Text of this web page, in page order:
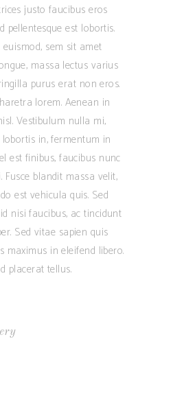
justo faucibus eros
pellentesque est lobortis.
sem sit amet
massa lectus varius
purus erat non eros.
lorem. Aenean in
Vestibulum nulla mi,
in, fermentum in
est finibus, faucibus nunc
Fusce blandit massa velit,
est vehicula quis. Sed
nisi faucibus, ac tincidunt
Sed vitae sapien quis
maximus in eleifend libero.
placerat tellus.